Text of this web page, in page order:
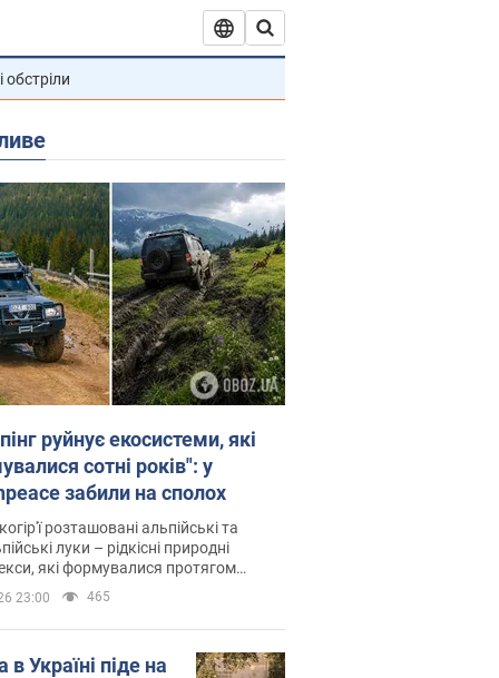
обстріли
руйнує екосистеми, які
сотні років": у
забили на сполох
розташовані альпійські та
луки – рідкісні природні
які формувалися протягом
23:00 465
в Україні піде на